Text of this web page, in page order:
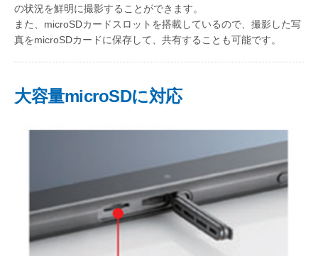
の状況を鮮明に撮影することができます。
また、microSDカードスロットを搭載しているので、撮影した写
真をmicroSDカードに保存して、共有することも可能です。
大容量microSDに対応